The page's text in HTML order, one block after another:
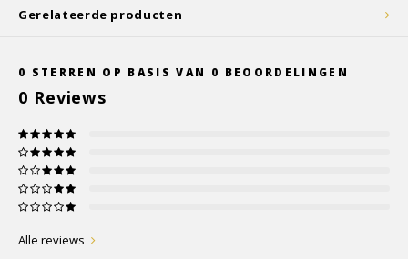
Gerelateerde producten
0 STERREN OP BASIS VAN 0 BEOORDELINGEN
0 Reviews
Alle reviews